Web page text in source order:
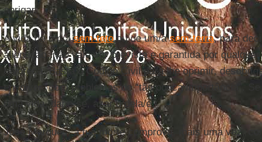
abrigar.
A vida de um/asem-tetoou de um/asem-terra, para
alienação, não vale ser prevista e garantida por qualquer
favoreça. Basta o Código Civil para lhe oprimir,
envolver” com problemas de “tão pouca importância”.
uma vida, dane-se, azar o dela/e.
José Marques, a tua morte comprova, mais uma vez,